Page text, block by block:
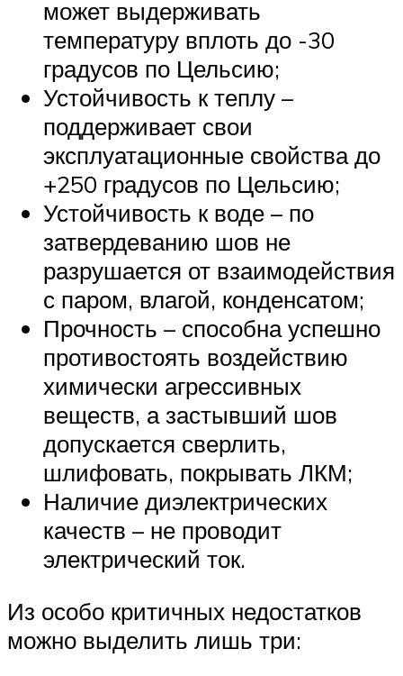
может выдерживать
температуру вплоть до -30
градусов по Цельсию;
Устойчивость к теплу –
поддерживает свои
эксплуатационные свойства до
+250 градусов по Цельсию;
Устойчивость к воде – по
затвердеванию шов не
разрушается от взаимодействия
с паром, влагой, конденсатом;
Прочность – способна успешно
противостоять воздействию
химически агрессивных
веществ, а застывший шов
допускается сверлить,
шлифовать, покрывать ЛКМ;
Наличие диэлектрических
качеств – не проводит
электрический ток.
Из особо критичных недостатков
можно выделить лишь три: